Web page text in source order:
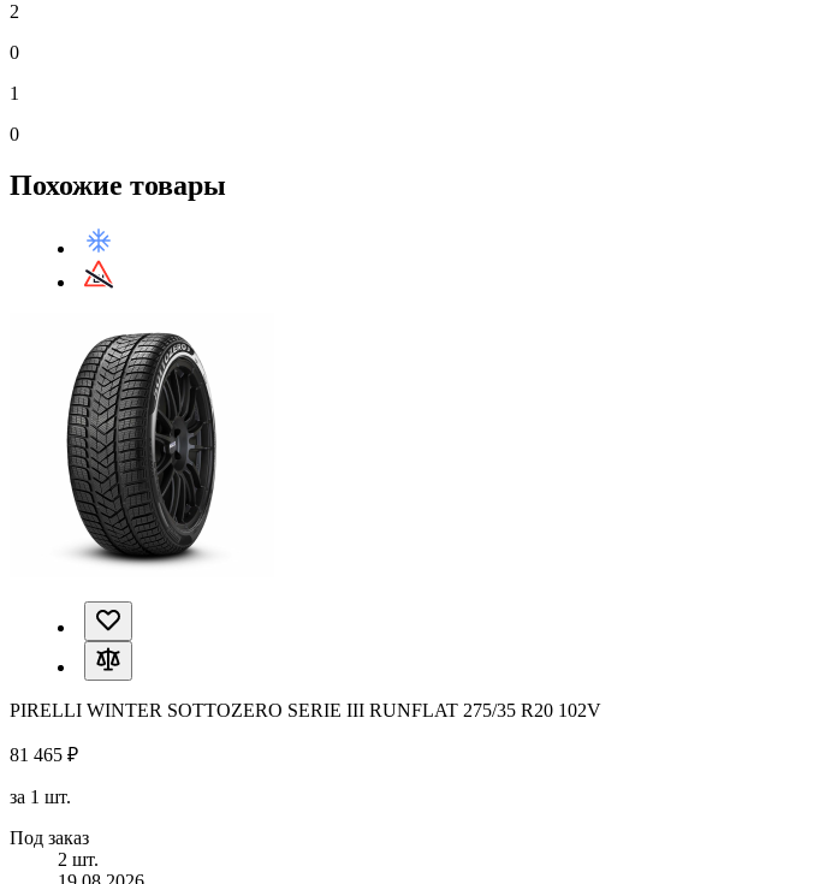
2
0
1
0
Похожие товары
PIRELLI WINTER SOTTOZERO SERIE III RUNFLAT 275/35 R20 102V
81 465 ₽
за 1 шт.
Под заказ
2 шт.